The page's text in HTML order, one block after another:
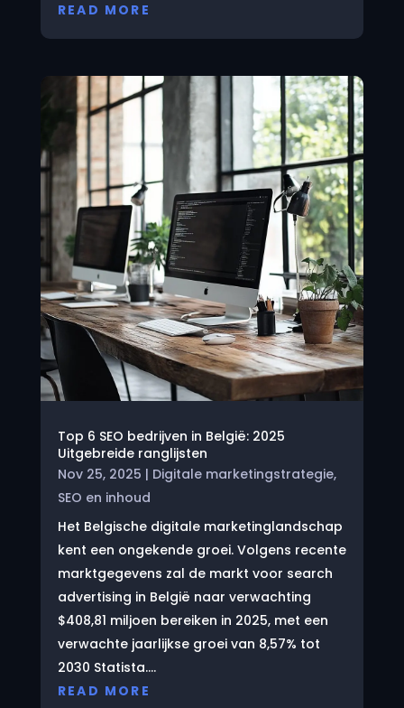
READ MORE
Top 6 SEO bedrijven in België: 2025
Uitgebreide ranglijsten
Nov 25, 2025 | Digitale marketingstrategie,
SEO en inhoud
Het Belgische digitale marketinglandschap
kent een ongekende groei. Volgens recente
marktgegevens zal de markt voor search
advertising in België naar verwachting
$408,81 miljoen bereiken in 2025, met een
verwachte jaarlijkse groei van 8,57% tot
2030 Statista....
READ MORE